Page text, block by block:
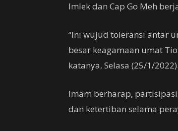
Imlek dan Cap Go Meh
“Ini wujud toleransi antar
besar keagamaan umat
katanya, Selasa (25/1/2022).
Imam berharap,
dan ketertiban selama